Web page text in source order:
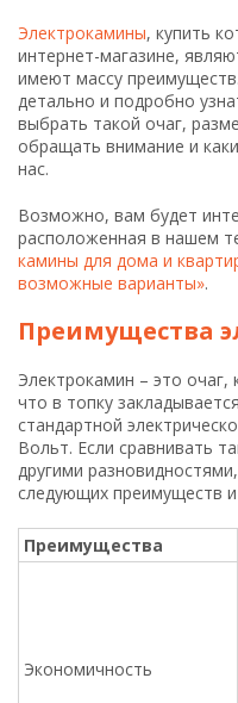
Электрокамины, купить
интернет-магазине,
имеют массу
детально и подробно
выбрать такой очаг,
обращать внимание и
нас.
Возможно, вам будет
расположенная в нашем
камины для дома и
возможные варианты».
Преимущества
Электрокамин – это
что в топку
стандартной
Вольт. Если сравнивать
другими
следующих преимуществ
Преимущества
Экономичность